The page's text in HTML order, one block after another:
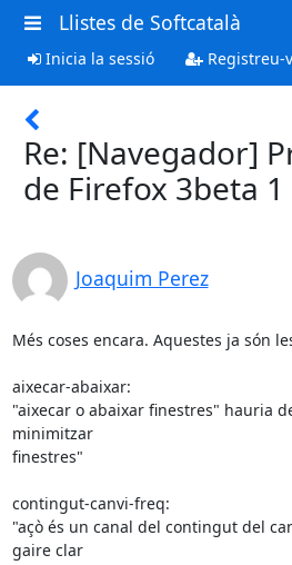
Llistes de Softcatalà
Inicia la sessió Registreu-
Re: [Navegador]
de Firefox 3beta 1
Joaquim Perez
Més coses encara. Aquestes ja són
aixecar-abaixar:
"aixecar o abaixar finestres" hauria
minimitzar
finestres"
contingut-canvi-freq:
"açò és un canal del contingut del
gaire clar